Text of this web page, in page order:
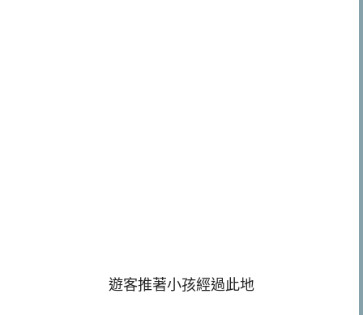
遊客推著小孩經過此地